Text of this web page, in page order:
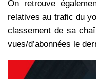
On retrouve
relatives au trafic du
classement de sa
vues/d’abonnées le